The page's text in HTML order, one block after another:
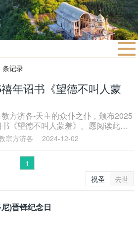
条记录
年诏书《望德不叫人蒙
方济各-天主的众仆之仆，颁布2025
《望德不叫人蒙羞》。愿阅读此诏
中希望满溢。
宗方济各 2024-12-02
1
祝圣 去世
)晋铎纪念日